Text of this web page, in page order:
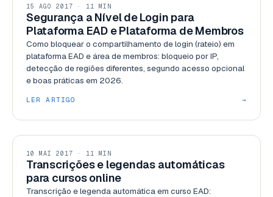
SEGURANÇA
15 AGO 2017 · 11 MIN
Segurança a Nível de Login para
Plataforma EAD e Plataforma de Membros
Como bloquear o compartilhamento de login (rateio) em
plataforma EAD e área de membros: bloqueio por IP,
detecção de regiões diferentes, segundo acesso opcional
e boas práticas em 2026.
LER ARTIGO →
RECURSOS
10 MAI 2017 · 11 MIN
Transcrições e legendas automáticas
para cursos online
Transcrição e legenda automática em curso EAD: